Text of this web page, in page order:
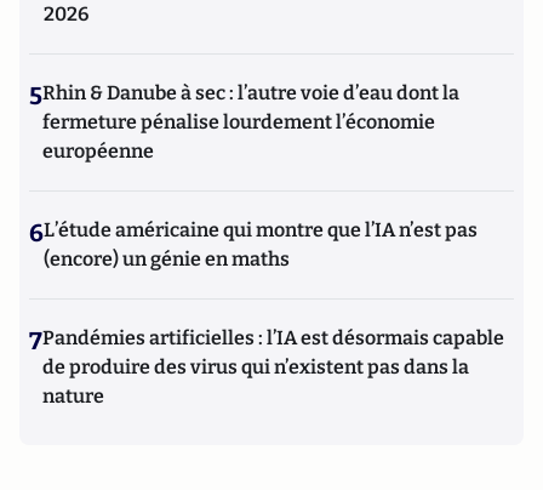
2026
5Rhin & Danube à sec : l’autre voie d’eau dont la
fermeture pénalise lourdement l’économie
européenne
6L’étude américaine qui montre que l’IA n’est pas
(encore) un génie en maths
7Pandémies artificielles : l’IA est désormais capable
de produire des virus qui n’existent pas dans la
nature